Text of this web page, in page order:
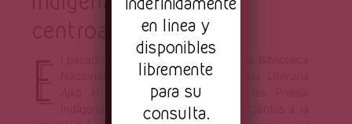
centroamericana
l pasado 3 de septiembre de 2021, la Biblioteca
Nacional de Costa Rica y la
organizaron el I Recital de Poesía
Indígena Actual en Centroamérica: “Cantos a la
en linea y
disponibles
libremente
para su
consulta.